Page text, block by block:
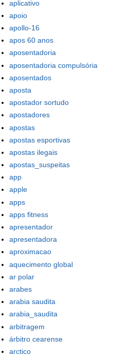
aplicativo
apoio
apollo-16
apos 60 anos
aposentadoria
aposentadoria compulsória
aposentados
aposta
apostador sortudo
apostadores
apostas
apostas esportivas
apostas ilegais
apostas_suspeitas
app
apple
apps
apps fitness
apresentador
apresentadora
aproximacao
aquecimento global
ar polar
arabes
arabia saudita
arabia_saudita
arbitragem
árbitro cearense
arctico